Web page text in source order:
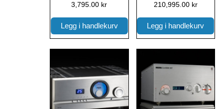
3,795.00 kr
Legg i handlekurv
210,995.00 kr
Legg i handlekurv